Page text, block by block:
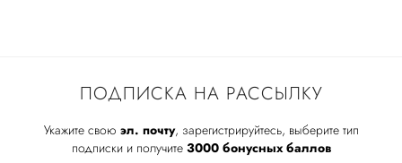
ПОДПИСКА НА РАССЫЛКУ
Укажите свою эл. почту, зарегистрируйтесь, выберите тип
подписки и получите 3000 бонусных баллов